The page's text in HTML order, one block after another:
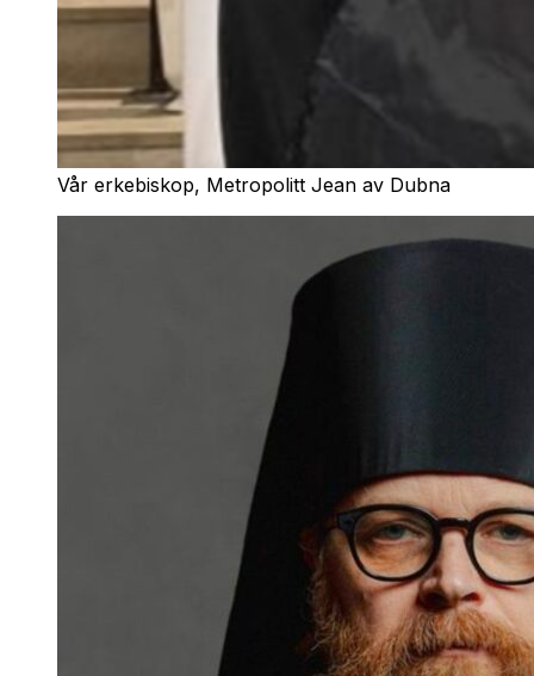
Vår erkebiskop, Metropolitt Jean av Dubna